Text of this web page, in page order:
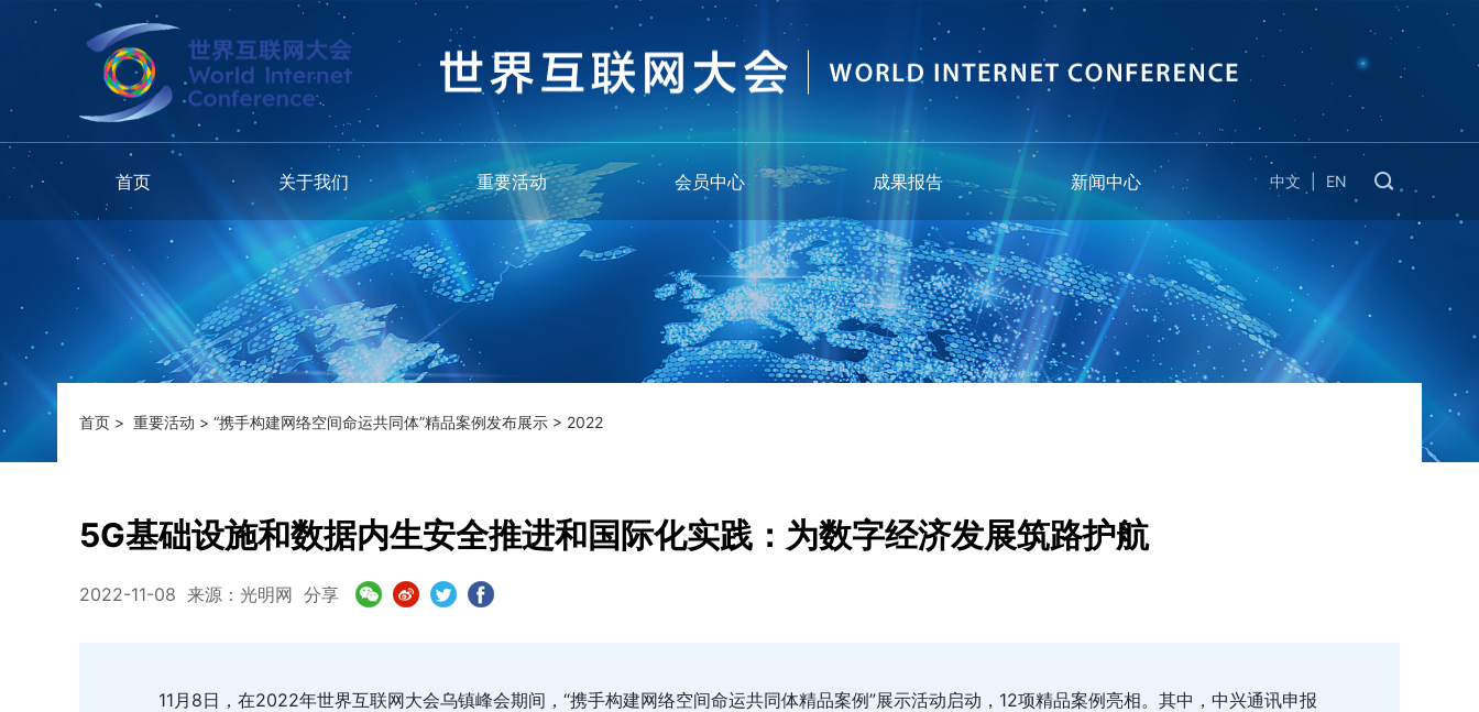
首页 关于我们 重要活动 会员中心 成果报告 新闻中心 中文 EN
首页 > 重要活动 > “携手构建网络空间命运共同体”精品案例发布展示 > 2022
5G基础设施和数据内生安全推进和国际化实践：为数字经济发展筑路护航
2022-11-08 来源：光明网 分享
11月8日，在2022年世界互联网大会乌镇峰会期间，“携手构建网络空间命运共同体精品案例”展示活动启动，12项精品案例亮相。其中，中兴通讯申报